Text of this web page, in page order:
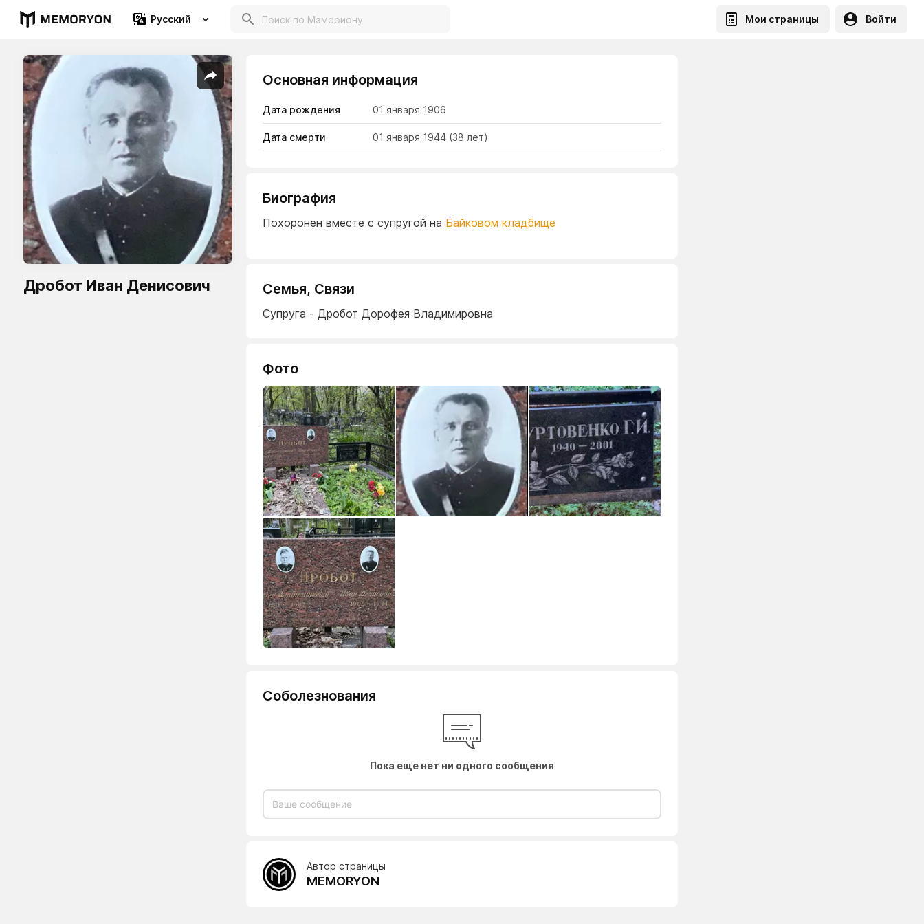
Русский Мои страницы Войти
Дробот Иван Денисович
Основная информация
Дата рождения 01 января 1906
Дата смерти 01 января 1944 (38 лет)
Биография
Похоронен вместе с супругой на Байковом кладбище
Семья, Связи
Супруга - Дробот Дорофея Владимировна
Фото
Соболезнования
Пока еще нет ни одного сообщения
Автор страницы
MEMORYON